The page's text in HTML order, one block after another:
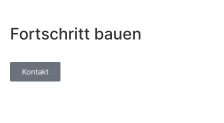
Fortschritt bauen
Kontakt